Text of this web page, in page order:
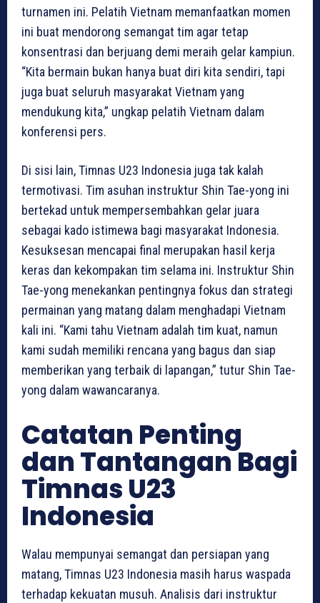
turnamen ini. Pelatih Vietnam memanfaatkan momen
ini buat mendorong semangat tim agar tetap
konsentrasi dan berjuang demi meraih gelar kampiun.
“Kita bermain bukan hanya buat diri kita sendiri, tapi
juga buat seluruh masyarakat Vietnam yang
mendukung kita,” ungkap pelatih Vietnam dalam
konferensi pers.
Di sisi lain, Timnas U23 Indonesia juga tak kalah
termotivasi. Tim asuhan instruktur Shin Tae-yong ini
bertekad untuk mempersembahkan gelar juara
sebagai kado istimewa bagi masyarakat Indonesia.
Kesuksesan mencapai final merupakan hasil kerja
keras dan kekompakan tim selama ini. Instruktur Shin
Tae-yong menekankan pentingnya fokus dan strategi
permainan yang matang dalam menghadapi Vietnam
kali ini. “Kami tahu Vietnam adalah tim kuat, namun
kami sudah memiliki rencana yang bagus dan siap
memberikan yang terbaik di lapangan,” tutur Shin Tae-
yong dalam wawancaranya.
Catatan Penting
dan Tantangan Bagi
Timnas U23
Indonesia
Walau mempunyai semangat dan persiapan yang
matang, Timnas U23 Indonesia masih harus waspada
terhadap kekuatan musuh. Analisis dari instruktur